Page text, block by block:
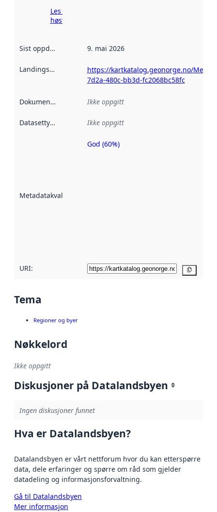
Les mer om
høsting her
Sist oppdatert 9. mai 2026
Landingsside
https://kartkatalog.geonorge.no/
7d2a-480c-bb3d-fc2068bc58fc
Dokumentasjon Ikke oppgitt
Datasettype Ikke oppgitt
Metadatakvalitet
Metadatakvalitet
God (60%)
URI:
Tema
Regioner og byer
Nøkkelord
Ikke oppgitt
Diskusjoner på Datalandsbyen 0
Ingen diskusjoner funnet
Hva er Datalandsbyen?
Datalandsbyen er vårt nettforum hvor du kan etterspørre
data, dele erfaringer og spørre om råd som gjelder
datadeling og informasjonsforvaltning.
Gå til Datalandsbyen
Mer informasjon